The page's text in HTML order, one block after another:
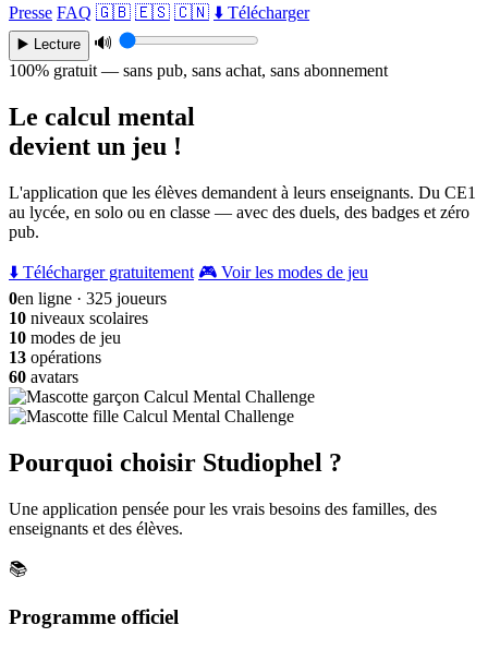
Presse FAQ 🇬🇧 🇪🇸 🇨🇳 ⬇️ Télécharger
▶️ Lecture
🔊
100% gratuit — sans pub, sans achat, sans abonnement
Le calcul mental
devient un jeu !
L'application que les élèves demandent à leurs enseignants. Du CE1
au lycée, en solo ou en classe — avec des duels, des badges et zéro
pub.
⬇️ Télécharger gratuitement 🎮 Voir les modes de jeu
0en ligne · 325 joueurs
10 niveaux scolaires
10 modes de jeu
13 opérations
60 avatars
Pourquoi choisir Studiophel ?
Une application pensée pour les vrais besoins des familles, des
enseignants et des élèves.
📚
Programme officiel